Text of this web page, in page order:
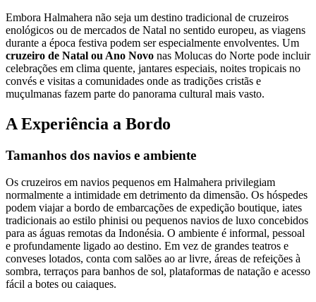
Embora Halmahera não seja um destino tradicional de cruzeiros
enológicos ou de mercados de Natal no sentido europeu, as viagens
durante a época festiva podem ser especialmente envolventes. Um
cruzeiro de Natal ou Ano Novo nas Molucas do Norte pode incluir
celebrações em clima quente, jantares especiais, noites tropicais no
convés e visitas a comunidades onde as tradições cristãs e
muçulmanas fazem parte do panorama cultural mais vasto.
A Experiência a Bordo
Tamanhos dos navios e ambiente
Os cruzeiros em navios pequenos em Halmahera privilegiam
normalmente a intimidade em detrimento da dimensão. Os hóspedes
podem viajar a bordo de embarcações de expedição boutique, iates
tradicionais ao estilo phinisi ou pequenos navios de luxo concebidos
para as águas remotas da Indonésia. O ambiente é informal, pessoal
e profundamente ligado ao destino. Em vez de grandes teatros e
conveses lotados, conta com salões ao ar livre, áreas de refeições à
sombra, terraços para banhos de sol, plataformas de natação e acesso
fácil a botes ou caiaques.